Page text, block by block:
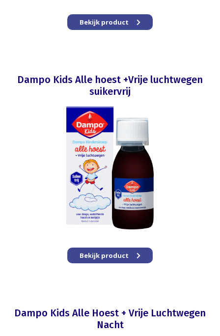
Bekijk product
Dampo Kids Alle hoest +Vrije luchtwegen
suikervrij
Bekijk product
Dampo Kids Alle Hoest + Vrije Luchtwegen
Nacht